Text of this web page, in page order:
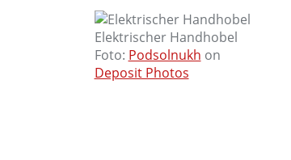
Elektrischer Handhobel
Foto: Podsolnukh on
Deposit Photos